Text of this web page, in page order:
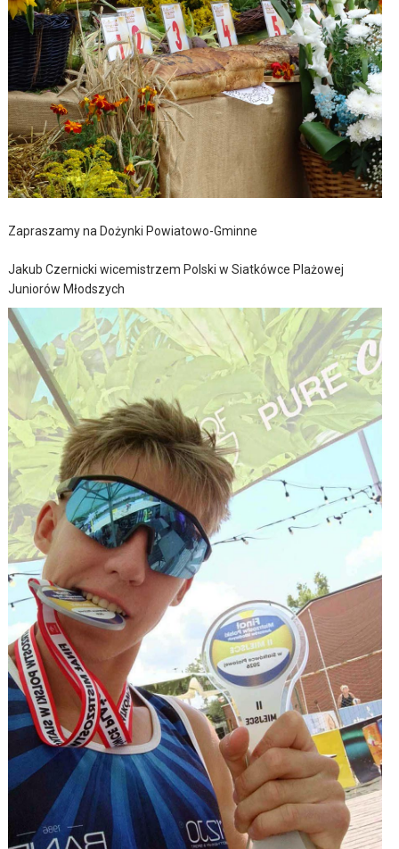
Zapraszamy na Dożynki Powiatowo-Gminne
Jakub Czernicki wicemistrzem Polski w Siatkówce Plażowej
Juniorów Młodszych